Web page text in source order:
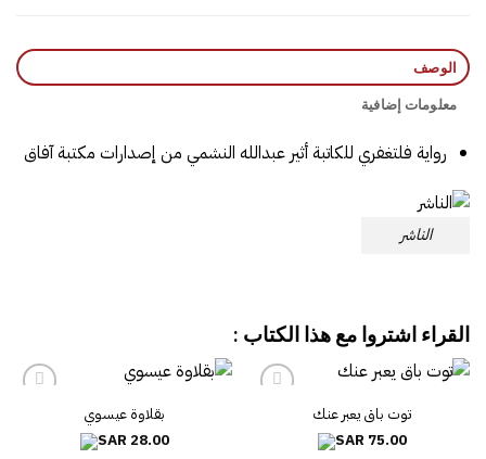
الوصف
معلومات إضافية
رواية فلتغفري‎ للكاتبة ‎أثير عبدالله النشمي‎ من إصدارات مكتبة آفاق
الناشر
القراء اشتروا مع هذا الكتاب :
توت باق يعبر عنك
75.00
بقلاوة عيسوي
28.00